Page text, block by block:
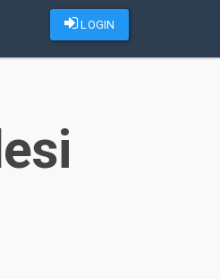
LOGIN